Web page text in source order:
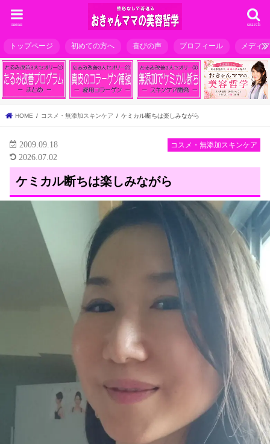
search
menu
トップページ 初めての方へ 喜びの声 プロフィール メディ
HOME コスメ・無添加スキンケア ケミカル断ちは楽しみながら
コスメ・無添加スキンケア
2009.09.18
2026.07.02
ケミカル断ちは楽しみながら